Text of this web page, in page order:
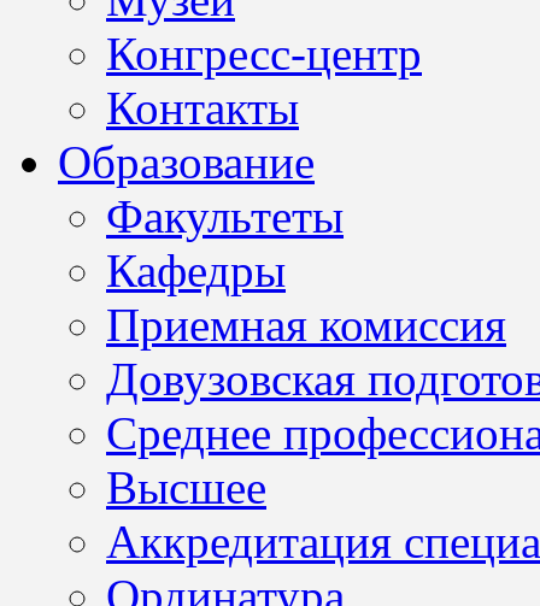
Конгресс-центр
Контакты
Образование
Факультеты
Кафедры
Приемная комиссия
Довузовская
Среднее
Высшее
Аккредитация
Ординатура